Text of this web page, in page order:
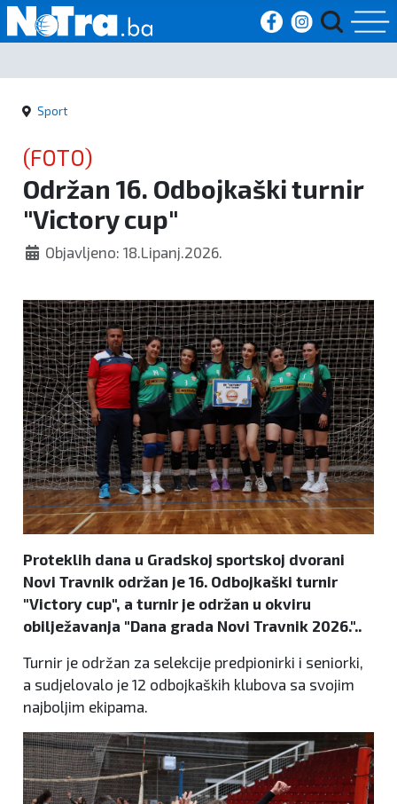
Početna
Vijesti
Sport
Kultura
Crna
kronika
Politika
Zanimljivosti
Sport
(FOTO)
Održan 16. Odbojkaški turnir
"Victory cup"
Objavljeno: 18.Lipanj.2026.
Proteklih dana u Gradskoj sportskoj dvorani
Novi Travnik održan je 16. Odbojkaški turnir
"Victory cup", a turnir je održan u okviru
obilježavanja "Dana grada Novi Travnik 2026."..
Turnir je održan za selekcije predpionirki i seniorki,
a sudjelovalo je 12 odbojkaških klubova sa svojim
najboljim ekipama.